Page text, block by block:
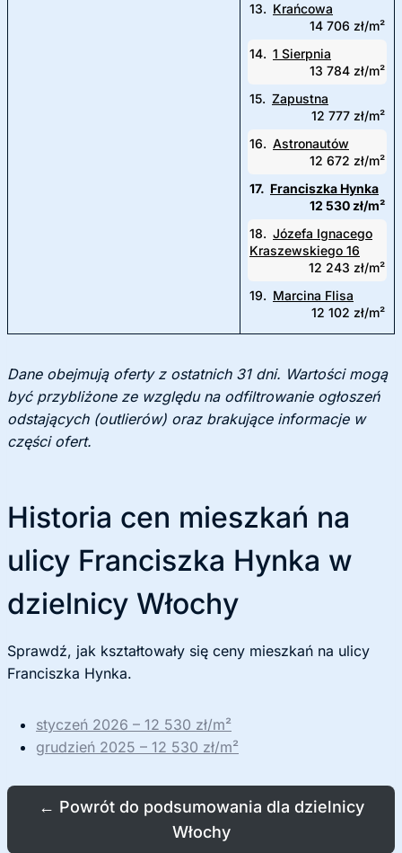
13. Krańcowa
14 706 zł/m²
14. 1 Sierpnia
13 784 zł/m²
15. Zapustna
12 777 zł/m²
16. Astronautów
12 672 zł/m²
17. Franciszka Hynka
12 530 zł/m²
18. Józefa Ignacego
Kraszewskiego 16
12 243 zł/m²
19. Marcina Flisa
12 102 zł/m²
Dane obejmują oferty z ostatnich 31 dni. Wartości mogą
być przybliżone ze względu na odfiltrowanie ogłoszeń
odstających (outlierów) oraz brakujące informacje w
części ofert.
Historia cen mieszkań na
ulicy Franciszka Hynka w
dzielnicy Włochy
Sprawdź, jak kształtowały się ceny mieszkań na ulicy
Franciszka Hynka.
styczeń 2026 – 12 530 zł/m²
grudzień 2025 – 12 530 zł/m²
← Powrót do podsumowania dla dzielnicy
Włochy